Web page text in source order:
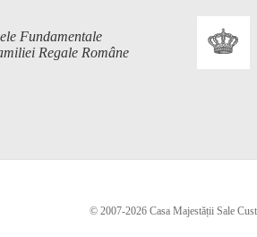
Fundamentale
Regale Române
© 2007-2026 Casa Majestății Sale